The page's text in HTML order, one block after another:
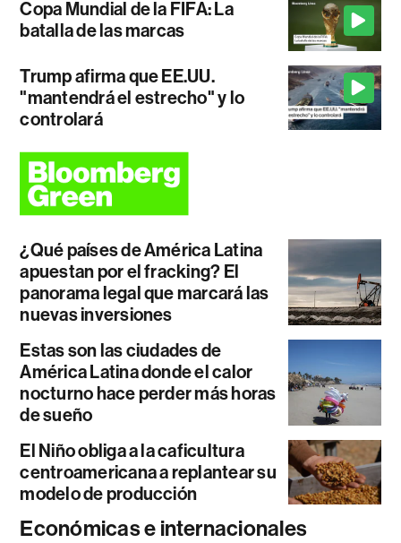
Copa Mundial de la FIFA: La
batalla de las marcas
Trump afirma que EE.UU.
"mantendrá el estrecho" y lo
controlará
¿Qué países de América Latina
apuestan por el fracking? El
panorama legal que marcará las
nuevas inversiones
Estas son las ciudades de
América Latina donde el calor
nocturno hace perder más horas
de sueño
El Niño obliga a la caficultura
centroamericana a replantear su
modelo de producción
Económicas e internacionales